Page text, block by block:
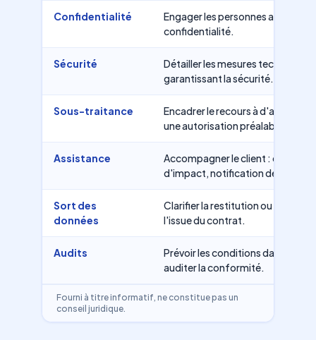
Confidentialité
Engager les personnes
confidentialité.
Sécurité
Détailler les mesures techniques
garantissant la sécurité.
Sous-traitance
Encadrer le recours à d'autres
une autorisation préalable.
Assistance
Accompagner le client : droits
d'impact, notification des
Sort des
données
Clarifier la restitution ou la
l'issue du contrat.
Audits
Prévoir les conditions dans
auditer la conformité.
Fourni à titre informatif, ne constitue pas un
conseil juridique.